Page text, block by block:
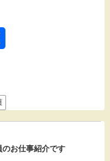
お仕事紹介です